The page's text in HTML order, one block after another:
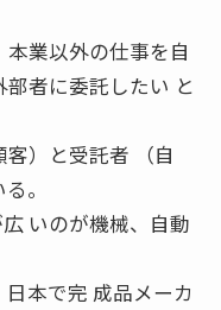
業以外の仕事を自
者に委託したい と
）と受託者 （自
。
いのが機械、自動
本で完 成品メーカ